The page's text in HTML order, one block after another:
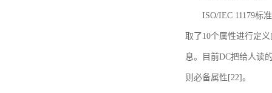
ISO/IEC 11179标
取了10个属性进行定
息。目前DC把给人读
则必备属性[22]。